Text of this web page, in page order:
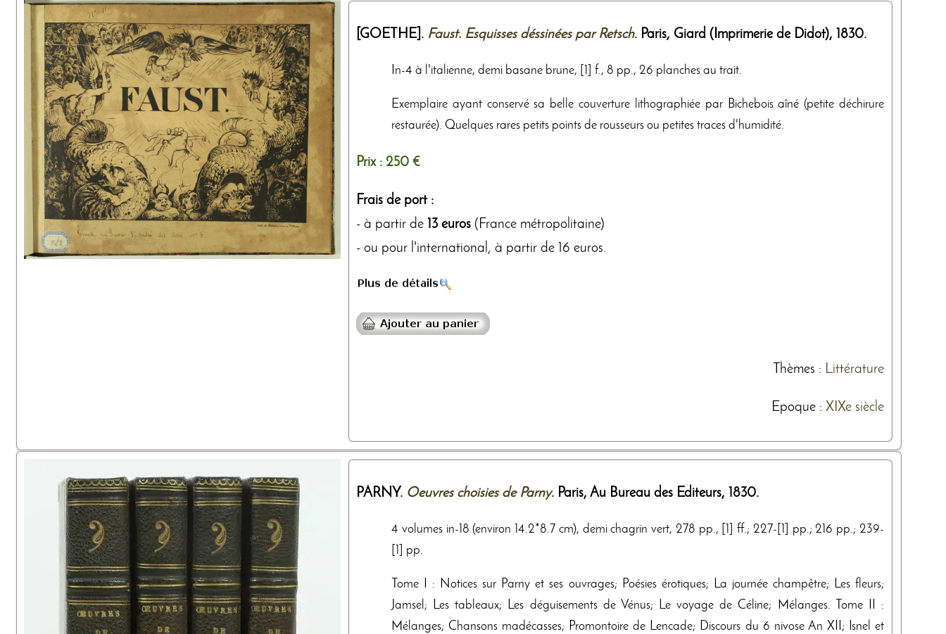
[GOETHE]. Faust. Esquisses déssinées par Retsch. Paris, Giard (Imprimerie de Didot), 1830.
In-4 à l'italienne, demi basane brune, [1] f., 8 pp., 26 planches au trait.
Exemplaire ayant conservé sa belle couverture lithographiée par Bichebois aîné (petite déchirure
restaurée). Quelques rares petits points de rousseurs ou petites traces d'humidité.
Prix : 250 €
Frais de port :
- à partir de 13 euros (France métropolitaine)
- ou pour l'international, à partir de 16 euros.
Thèmes : Littérature
Epoque : XIXe siècle
PARNY. Oeuvres choisies de Parny. Paris, Au Bureau des Editeurs, 1830.
4 volumes in-18 (environ 14.2*8.7 cm), demi chagrin vert, 278 pp., [1] ff.; 227-[1] pp.; 216 pp.; 239-
[1] pp.
Tome I : Notices sur Parny et ses ouvrages; Poésies érotiques; La journée champêtre; Les fleurs;
Jamsel; Les tableaux; Les déguisements de Vénus; Le voyage de Céline; Mélanges. Tome II :
Mélanges; Chansons madécasses; Promontoire de Lencade; Discours du 6 nivose An XII; Isnel et